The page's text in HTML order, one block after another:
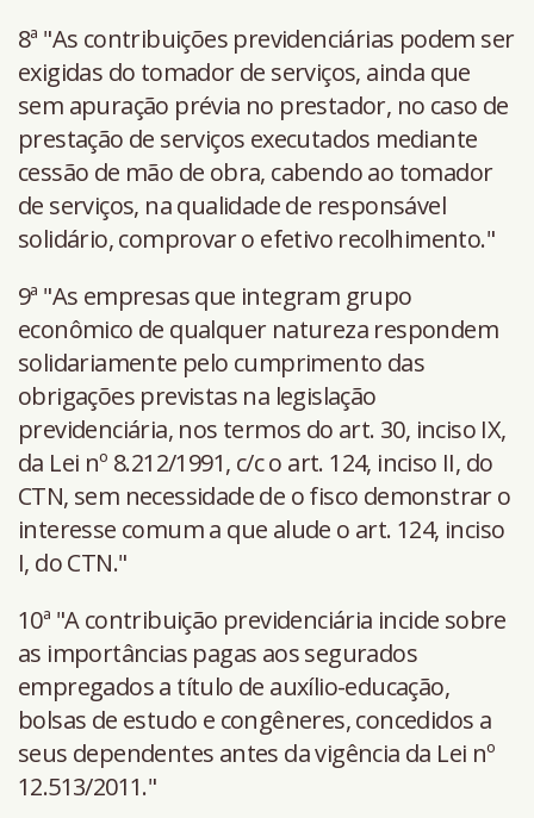
8ª "As contribuições previdenciárias podem ser
exigidas do tomador de serviços, ainda que
sem apuração prévia no prestador, no caso de
prestação de serviços executados mediante
cessão de mão de obra, cabendo ao tomador
de serviços, na qualidade de responsável
solidário, comprovar o efetivo recolhimento."
9ª "As empresas que integram grupo
econômico de qualquer natureza respondem
solidariamente pelo cumprimento das
obrigações previstas na legislação
previdenciária, nos termos do art. 30, inciso IX,
da Lei nº 8.212/1991, c/c o art. 124, inciso II, do
CTN, sem necessidade de o fisco demonstrar o
interesse comum a que alude o art. 124, inciso
I, do CTN."
10ª "A contribuição previdenciária incide sobre
as importâncias pagas aos segurados
empregados a título de auxílio-educação,
bolsas de estudo e congêneres, concedidos a
seus dependentes antes da vigência da Lei nº
12.513/2011."